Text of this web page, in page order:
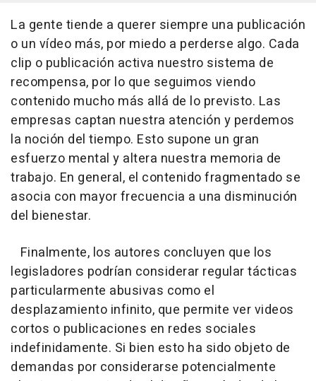
La gente tiende a querer siempre una publicación
o un vídeo más, por miedo a perderse algo. Cada
clip o publicación activa nuestro sistema de
recompensa, por lo que seguimos viendo
contenido mucho más allá de lo previsto. Las
empresas captan nuestra atención y perdemos
la noción del tiempo. Esto supone un gran
esfuerzo mental y altera nuestra memoria de
trabajo. En general, el contenido fragmentado se
asocia con mayor frecuencia a una disminución
del bienestar.
Finalmente, los autores concluyen que los
legisladores podrían considerar regular tácticas
particularmente abusivas como el
desplazamiento infinito, que permite ver videos
cortos o publicaciones en redes sociales
indefinidamente. Si bien esto ha sido objeto de
demandas por considerarse potencialmente